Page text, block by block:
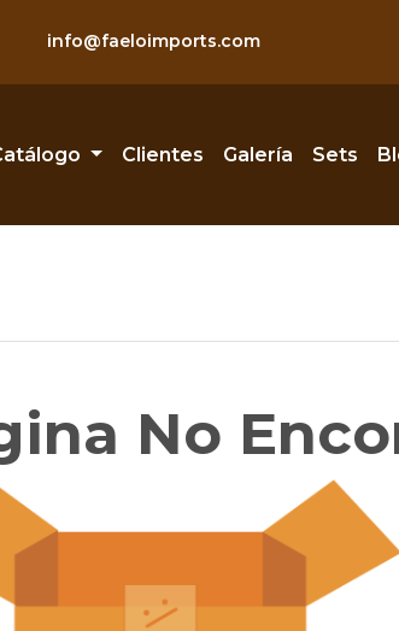
info@faeloimports.com
Clientes Galería Sets
No